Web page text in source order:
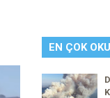
EN ÇOK